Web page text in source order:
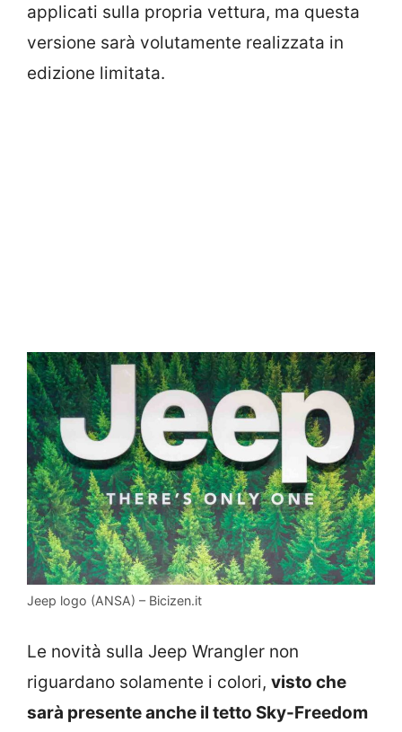
applicati sulla propria vettura, ma questa
versione sarà volutamente realizzata in
edizione limitata.
Jeep logo (ANSA) – Bicizen.it
Le novità sulla Jeep Wrangler non
riguardano solamente i colori, visto che
sarà presente anche il tetto Sky-Freedom